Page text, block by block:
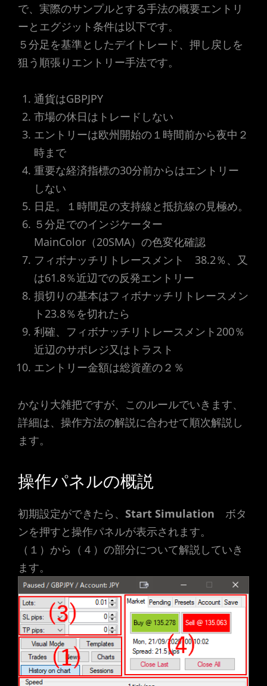
で、実際のサンプルとする手法の概要エントリ
ーとエグジット条件は以下です。
５分足を基準としたデイトレード、押し戻しを
狙う順張りエントリー手法です。
通貨はGBPJPY
市場の休日はトレードしない
エントリーは欧州開始の１時間前から夜中２
時まで
重要な経済指標の30分前からはエントリー
しない
日足。１時間足の支持線と抵抗線の見極め。
５分足でのインジケーター
MainColor（20SMA）の色変化確認
フィボナッチリトレースメント 38.2％、又
は61.8％近辺での反発エントリー
損切りの基本はフィボナッチリトレースメン
ト23.8％を切れたら
利確、フィボナッチリトレースメント200％
近辺のサポレジ又はトラスト
エントリー金額は総資産の２％
かなり大雑把ですが、このルールでいきます、
詳細は、操作方法の解説に合わせて順次解説し
ます。
操作パネルの概説
初期設定ができたら、 Start Simulation ボタ
ンを押すと操作パネルが表示されます。
（１）から（４）の部分について解説していき
ます。